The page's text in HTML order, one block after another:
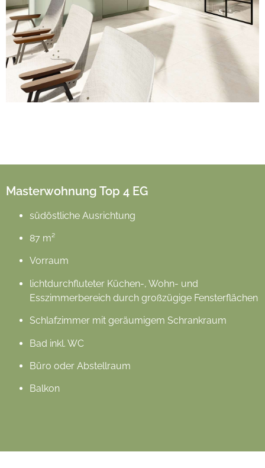
Masterwohnung Top 4 EG
südöstliche Ausrichtung
87 m²
Vorraum
lichtdurchfluteter Küchen-, Wohn- und
Esszimmerbereich durch großzügige Fensterflächen
Schlafzimmer mit geräumigem Schrankraum
Bad inkl. WC
Büro oder Abstellraum
Balkon